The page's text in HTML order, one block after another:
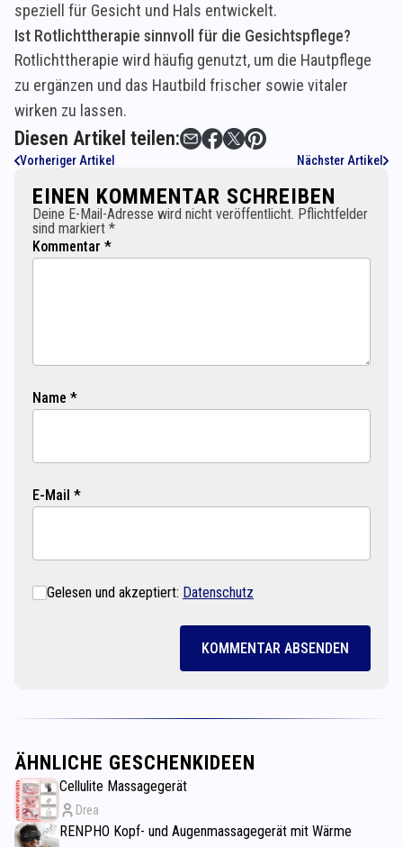
speziell für Gesicht und Hals entwickelt.
Ist Rotlichttherapie sinnvoll für die Gesichtspflege?
Rotlichttherapie wird häufig genutzt, um die Hautpflege
zu ergänzen und das Hautbild frischer sowie vitaler
wirken zu lassen.
Diesen Artikel teilen:
Vorheriger Artikel Nächster Artikel
EINEN KOMMENTAR SCHREIBEN
Deine E-Mail-Adresse wird nicht veröffentlicht. Pflichtfelder
sind markiert *
Kommentar *
Name *
E-Mail *
Gelesen und akzeptiert: Datenschutz
KOMMENTAR ABSENDEN
ÄHNLICHE GESCHENKIDEEN
Cellulite Massagegerät
Drea
RENPHO Kopf- und Augenmassagegerät mit Wärme